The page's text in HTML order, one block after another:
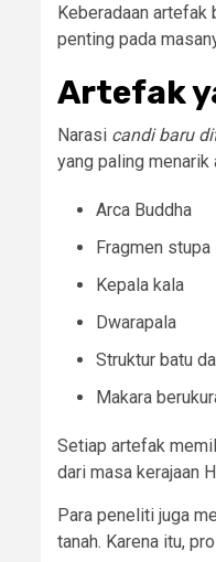
Keberadaan artefak
penting pada
Artefak
Narasi candi baru
yang paling menarik
Arca Buddha
Fragmen stupa
Kepala kala
Dwarapala
Struktur batu
Makara
Setiap artefak
dari masa kerajaan
Para peneliti juga
tanah. Karena itu,